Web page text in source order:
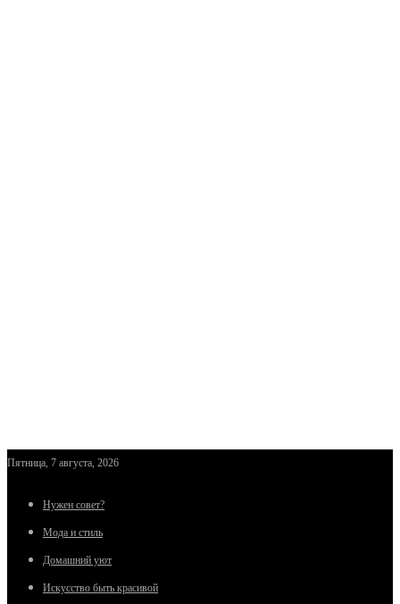
Пятница, 7 августа, 2026
Нужен совет?
Мода и стиль
Домашний уют
Искусство быть красивой